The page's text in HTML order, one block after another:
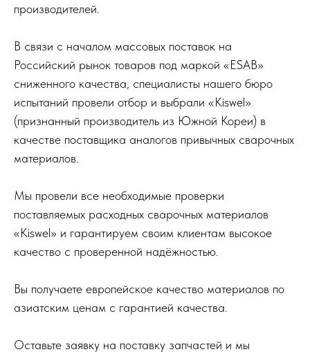
производителей.
В связи с началом массовых поставок на
Российский рынок товаров под маркой «ESAB»
сниженного качества, специалисты нашего бюро
испытаний провели отбор и выбрали «Kiswel»
(признанный производитель из Южной Кореи) в
качестве поставщика аналогов привычных сварочных
материалов.
Мы провели все необходимые проверки
поставляемых расходных сварочных материалов
«Kiswel» и гарантируем своим клиентам высокое
качество с проверенной надёжностью.
Вы получаете европейское качество материалов по
азиатским ценам с гарантией качества.
Оставьте заявку на поставку запчастей и мы